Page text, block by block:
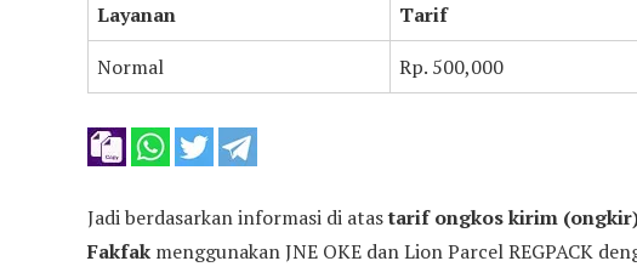
Layanan Tarif
Normal
Rp. 500,000
Jadi berdasarkan informasi di atastarif ongkos kirim
Fakfak menggunakan JNE OKE dan Lion Parcel REGPACK